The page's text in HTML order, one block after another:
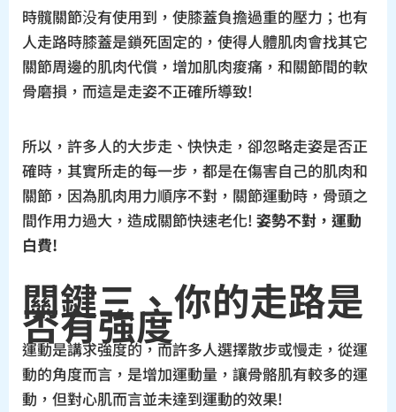
時髖關節没有使用到，使膝蓋負擔過重的壓力；也有
人走路時膝蓋是鎖死固定的，使得人體肌肉會找其它
關節周邊的肌肉代償，增加肌肉痠痛，和關節間的軟
骨磨損，而這是走姿不正確所導致!
所以，許多人的大步走、快快走，卻忽略走姿是否正
確時，其實所走的每一步，都是在傷害自己的肌肉和
關節，因為肌肉用力順序不對，關節運動時，骨頭之
間作用力過大，造成關節快速老化! 姿勢不對，運動
白費!
關鍵三、你的走路是
否有強度
運動是講求強度的，而許多人選擇散步或慢走，從運
動的角度而言，是增加運動量，讓骨骼肌有較多的運
動，但對心肌而言並未達到運動的效果!